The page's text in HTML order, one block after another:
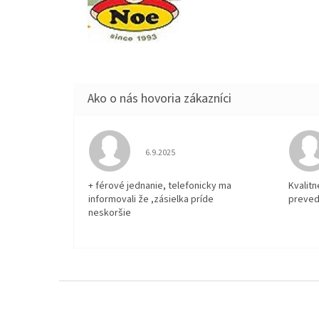
Hodnotenie obchodu je 5 z 5 hviezdičiek.
6.9.2025
+ férové jednanie, telefonicky ma
informovali že ,zásielka príde
neskoršie